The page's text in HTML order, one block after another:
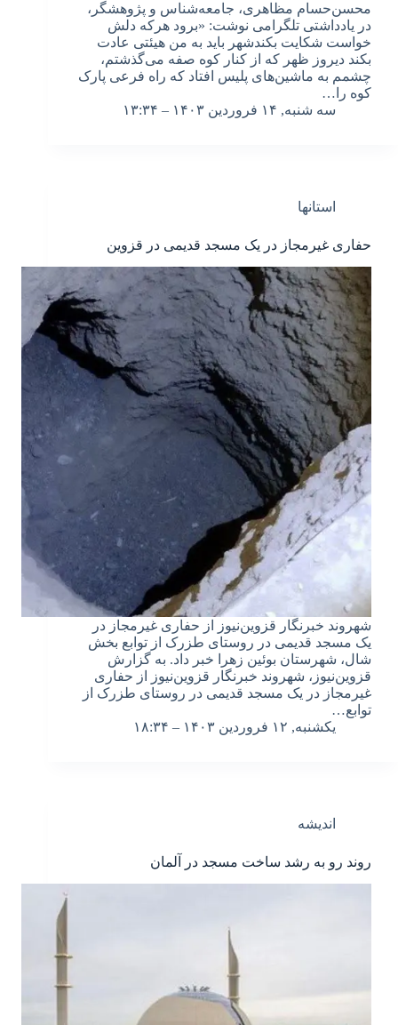
محسن‌‌حسام مظاهری، جامعه‌شناس و پژوهشگر،
در یادداشتی تلگرامی نوشت: «برود هرکه دلش
خواست شکایت بکندشهر باید به من هیئتی عادت
بکند دیروز ظهر که از کنار کوه صفه می‌گذشتم،
چشمم به ماشین‌های پلیس افتاد که راه فرعی پارک
کوه را…
سه شنبه, ۱۴ فروردین ۱۴۰۳ – ۱۳:۳۴
استانها
حفاری غیرمجاز در یک مسجد قدیمی در قزوین
شهروند خبرنگار قزوین‌نیوز از حفاری غیرمجاز در
یک مسجد قدیمی در روستای طزرک از توابع بخش
شال، شهرستان بوئین زهرا خبر داد. به گزارش
قزوین‌نیوز، شهروند خبرنگار قزوین‌نیوز از حفاری
غیرمجاز در یک مسجد قدیمی در روستای طزرک از
توابع…
یکشنبه, ۱۲ فروردین ۱۴۰۳ – ۱۸:۳۴
اندیشه
روند رو به رشد ساخت مسجد در آلمان